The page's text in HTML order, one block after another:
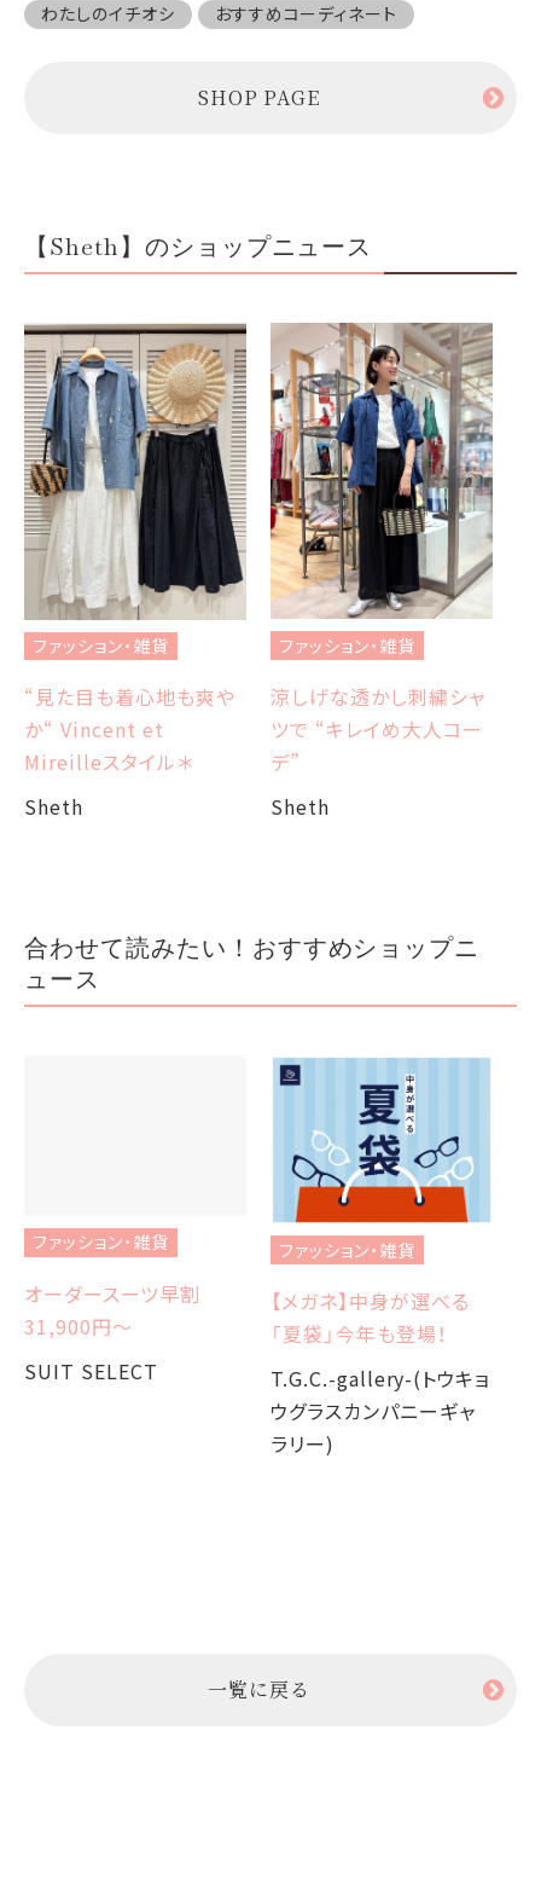
わたしのイチオシ
おすすめコーディネート
SHOP PAGE
【Sheth】のショップニュース
ファッション・雑貨
“見た目も着心地も爽や
か“ Vincent et
Mireilleスタイル＊
Sheth
ファッション・雑貨
涼しげな透かし刺繍シャ
ツで “キレイめ大人コー
デ”
Sheth
合わせて読みたい！おすすめショップニ
ュース
ファッション・雑貨
オーダースーツ早割
31,900円〜
SUIT SELECT
ファッション・雑貨
【メガネ】中身が選べる
「夏袋」今年も登場！
T.G.C.-gallery-(トウキョ
ウグラスカンパニーギャ
ラリー)
一覧に戻る